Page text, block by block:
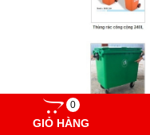
0
GIỎ HÀNG